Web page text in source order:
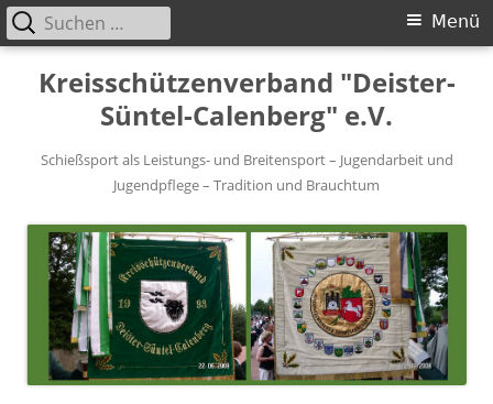
Kreisschützenverband "Deister-
Süntel-Calenberg" e.V.
Schießsport als Leistungs- und Breitensport – Jugendarbeit und
Jugendpflege – Tradition und Brauchtum
Primäres
Menü
Menü
Suchen
nach: